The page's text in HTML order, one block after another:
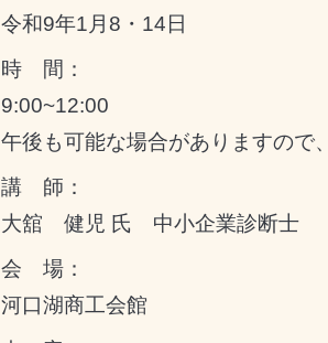
令和9年1月8・14日
時 間：
9:00~12:00
午後も可能な場合がありますので
講 師：
大舘 健児 氏 中小企業診断士
会 場：
河口湖商工会館